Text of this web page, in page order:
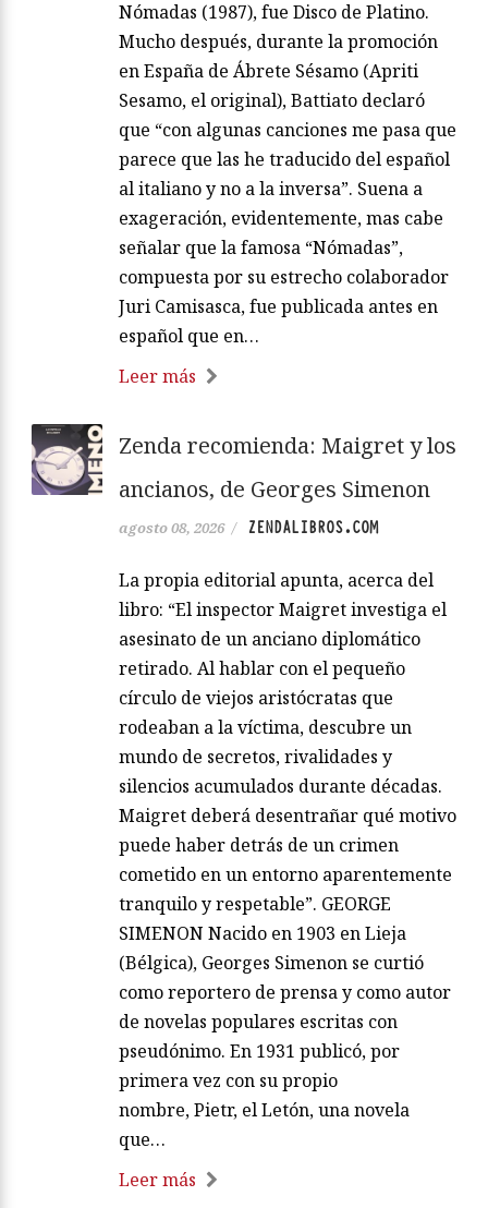
Nómadas (1987), fue Disco de Platino.
Mucho después, durante la promoción
en España de Ábrete Sésamo (Apriti
Sesamo, el original), Battiato declaró
que “con algunas canciones me pasa que
parece que las he traducido del español
al italiano y no a la inversa”. Suena a
exageración, evidentemente, mas cabe
señalar que la famosa “Nómadas”,
compuesta por su estrecho colaborador
Juri Camisasca, fue publicada antes en
español que en…
Leer más
Zenda recomienda: Maigret y los
ancianos, de Georges Simenon
agosto 08, 2026 / ZENDALIBROS.COM
La propia editorial apunta, acerca del
libro: “El inspector Maigret investiga el
asesinato de un anciano diplomático
retirado. Al hablar con el pequeño
círculo de viejos aristócratas que
rodeaban a la víctima, descubre un
mundo de secretos, rivalidades y
silencios acumulados durante décadas.
Maigret deberá desentrañar qué motivo
puede haber detrás de un crimen
cometido en un entorno aparentemente
tranquilo y respetable”. GEORGE
SIMENON Nacido en 1903 en Lieja
(Bélgica), Georges Simenon se curtió
como reportero de prensa y como autor
de novelas populares escritas con
pseudónimo. En 1931 publicó, por
primera vez con su propio
nombre, Pietr, el Letón, una novela
que…
Leer más